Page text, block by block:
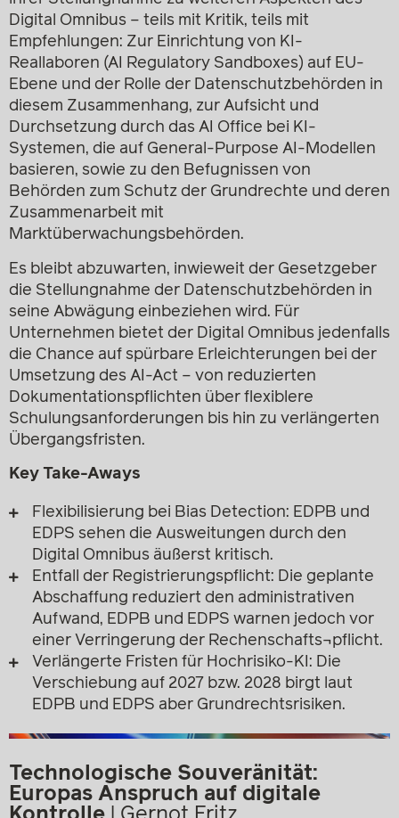
Digital Omnibus – teils mit Kritik, teils mit
Empfehlungen: Zur Einrichtung von KI-
Reallaboren (AI Regulatory Sandboxes) auf EU-
Ebene und der Rolle der Datenschutzbehörden in
diesem Zusammenhang, zur Aufsicht und
Durchsetzung durch das AI Office bei KI-
Systemen, die auf General-Purpose AI-Modellen
basieren, sowie zu den Befugnissen von
Behörden zum Schutz der Grundrechte und deren
Zusammenarbeit mit
Marktüberwachungsbehörden.
Es bleibt abzuwarten, inwieweit der Gesetzgeber
die Stellungnahme der Datenschutzbehörden in
seine Abwägung einbeziehen wird. Für
Unternehmen bietet der Digital Omnibus jedenfalls
die Chance auf spürbare Erleichterungen bei der
Umsetzung des AI-Act – von reduzierten
Dokumentationspflichten über flexiblere
Schulungsanforderungen bis hin zu verlängerten
Übergangsfristen.
Key Take-Aways
Flexibilisierung bei Bias Detection: EDPB und
EDPS sehen die Ausweitungen durch den
Digital Omnibus äußerst kritisch.
Entfall der Registrierungspflicht: Die geplante
Abschaffung reduziert den administrativen
Aufwand, EDPB und EDPS warnen jedoch vor
einer Verringerung der Rechenschafts¬pflicht.
Verlängerte Fristen für Hochrisiko-KI: Die
Verschiebung auf 2027 bzw. 2028 birgt laut
EDPB und EDPS aber Grundrechtsrisiken.
Technologische Souveränität:
Europas Anspruch auf digitale